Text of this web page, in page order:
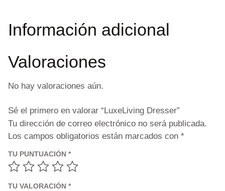
Información adicional
Valoraciones
No hay valoraciones aún.
Sé el primero en valorar “LuxeLiving Dresser”
Tu dirección de correo electrónico no será publicada.
Los campos obligatorios están marcados con *
TU PUNTUACIÓN *
TU VALORACIÓN *